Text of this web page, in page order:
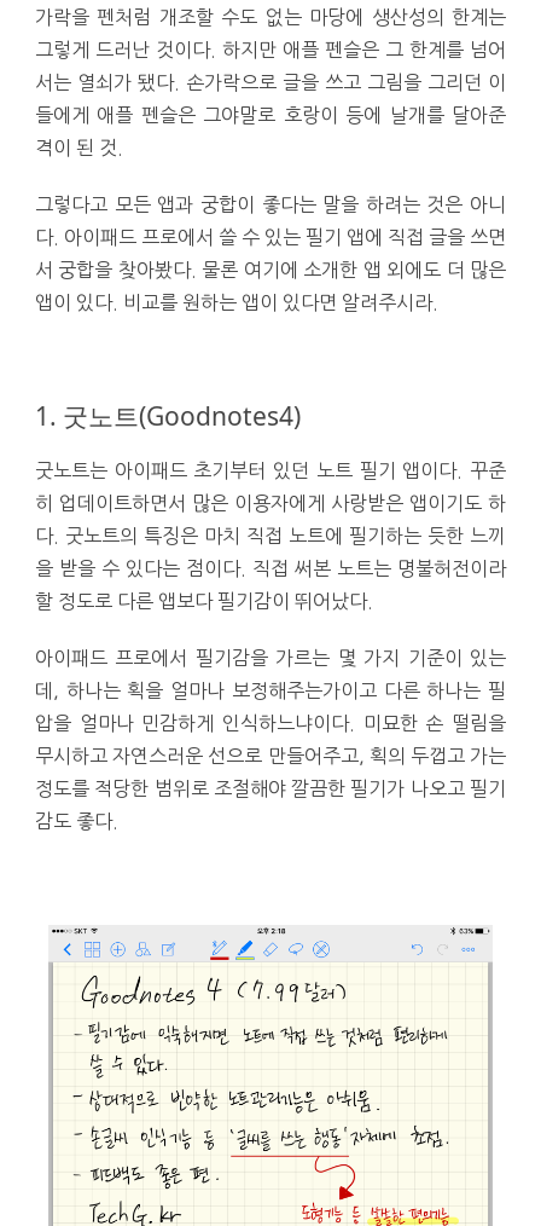
가락을 펜처럼 개조할 수도 없는 마당에 생산성의 한계는
그렇게 드러난 것이다. 하지만 애플 펜슬은 그 한계를 넘어
서는 열쇠가 됐다. 손가락으로 글을 쓰고 그림을 그리던 이
들에게 애플 펜슬은 그야말로 호랑이 등에 날개를 달아준
격이 된 것.
그렇다고 모든 앱과 궁합이 좋다는 말을 하려는 것은 아니
다. 아이패드 프로에서 쓸 수 있는 필기 앱에 직접 글을 쓰면
서 궁합을 찾아봤다. 물론 여기에 소개한 앱 외에도 더 많은
앱이 있다. 비교를 원하는 앱이 있다면 알려주시라.
1. 굿노트(Goodnotes4)
굿노트는 아이패드 초기부터 있던 노트 필기 앱이다. 꾸준
히 업데이트하면서 많은 이용자에게 사랑받은 앱이기도 하
다. 굿노트의 특징은 마치 직접 노트에 필기하는 듯한 느끼
을 받을 수 있다는 점이다. 직접 써본 노트는 명불허전이라
할 정도로 다른 앱보다 필기감이 뛰어났다.
아이패드 프로에서 필기감을 가르는 몇 가지 기준이 있는
데, 하나는 획을 얼마나 보정해주는가이고 다른 하나는 필
압을 얼마나 민감하게 인식하느냐이다. 미묘한 손 떨림을
무시하고 자연스러운 선으로 만들어주고, 획의 두껍고 가는
정도를 적당한 범위로 조절해야 깔끔한 필기가 나오고 필기
감도 좋다.